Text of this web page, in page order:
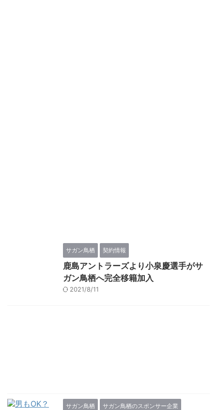
サガン鳥栖 契約情報
鹿島アントラーズより小泉慶選手がサ
ガン鳥栖へ完全移籍加入
2021/8/11
サガン鳥栖 サガン鳥栖のスポンサー企業